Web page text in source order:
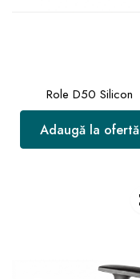
Role D50 Silicon
Adaugă la ofertă